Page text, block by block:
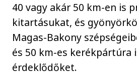
40 vagy akár 50 km-en is
kitartásukat, és
Magas-Bakony
és 50 km-es kerékpártúra
érdeklődőket.